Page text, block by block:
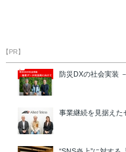
【PR】
防災DXの社会実装
事業継続を見据えた